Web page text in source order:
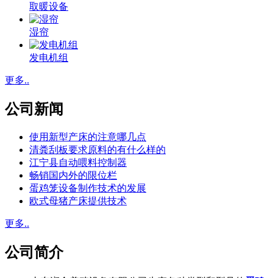
取暖设备
湿帘
发电机组
更多..
公司新闻
使用新型产床的注意哪几点
清粪刮板要求原料的有什么样的
江宁县自动喂料控制器
畅销国内外的限位栏
蛋鸡笼设备制作技术的发展
欧式母猪产床提供技术
更多..
公司简介